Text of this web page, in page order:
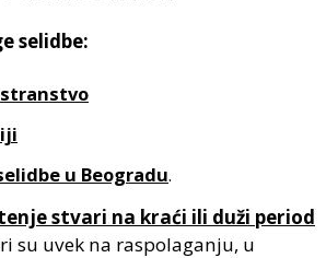
selidbe:
u Beogradu.
stvari na kraći ili duži period
su uvek na raspolaganju, u